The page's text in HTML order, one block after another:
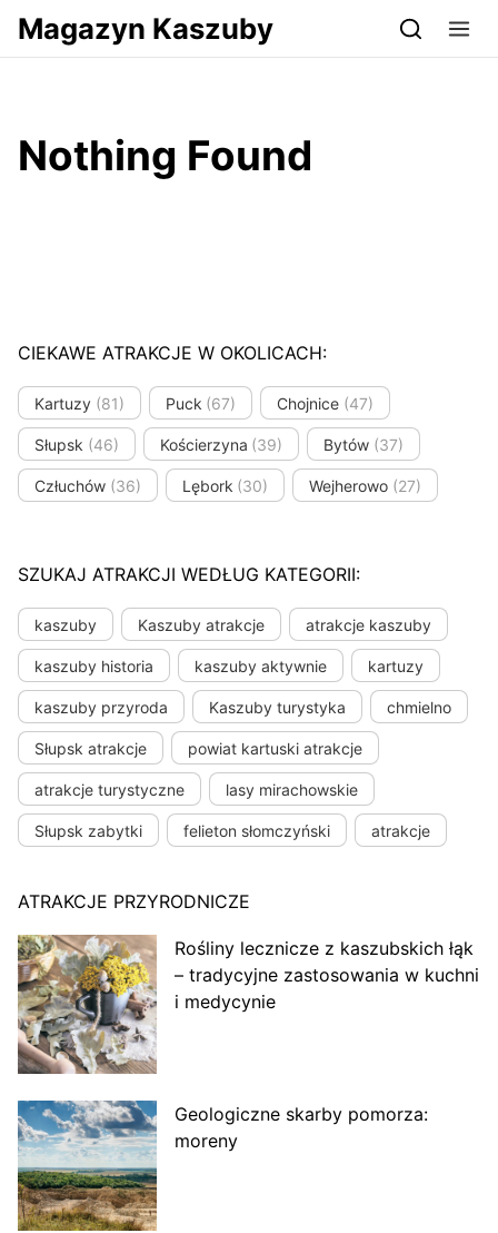
Przejdź do serwisu magazynkaszuby.pl
Magazyn Kaszuby
Nothing Found
CIEKAWE ATRAKCJE W OKOLICACH:
Kartuzy (81) Puck (67) Chojnice (47)
Słupsk (46) Kościerzyna (39) Bytów (37)
Człuchów (36) Lębork (30) Wejherowo (27)
SZUKAJ ATRAKCJI WEDŁUG KATEGORII:
kaszuby Kaszuby atrakcje atrakcje kaszuby
kaszuby historia kaszuby aktywnie kartuzy
kaszuby przyroda Kaszuby turystyka chmielno
Słupsk atrakcje powiat kartuski atrakcje
atrakcje turystyczne lasy mirachowskie
Słupsk zabytki felieton słomczyński atrakcje
ATRAKCJE PRZYRODNICZE
Rośliny lecznicze z kaszubskich łąk
– tradycyjne zastosowania w kuchni
i medycynie
Geologiczne skarby pomorza:
moreny